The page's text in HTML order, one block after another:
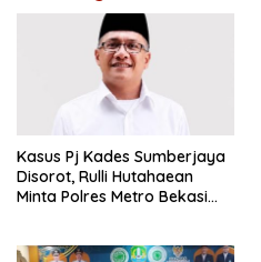
Kasus Pj Kades Sumberjaya
Disorot, Rulli Hutahaean
Minta Polres Metro Bekasi